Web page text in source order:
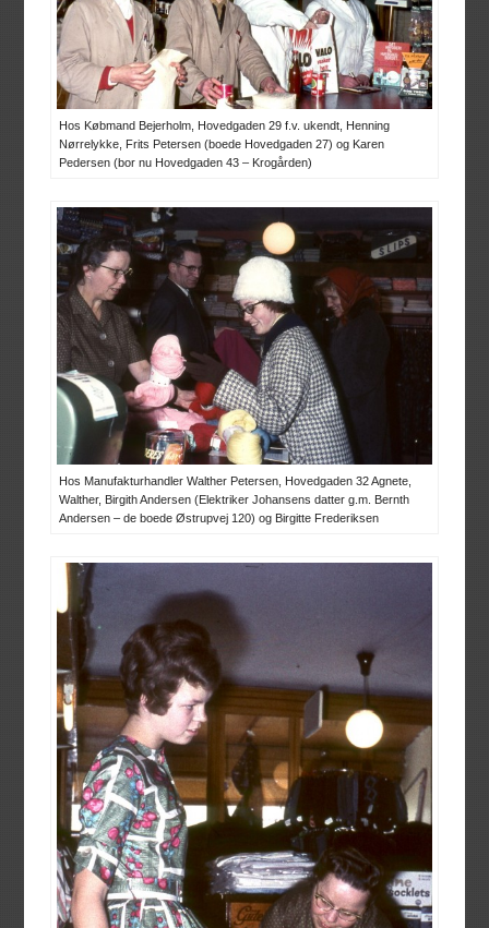
Hos Købmand Bejerholm, Hovedgaden 29 f.v. ukendt, Henning
Nørrelykke, Frits Petersen (boede Hovedgaden 27) og Karen
Pedersen (bor nu Hovedgaden 43 – Krogården)
Hos Manufakturhandler Walther Petersen, Hovedgaden 32 Agnete,
Walther, Birgith Andersen (Elektriker Johansens datter g.m. Bernth
Andersen – de boede Østrupvej 120) og Birgitte Frederiksen